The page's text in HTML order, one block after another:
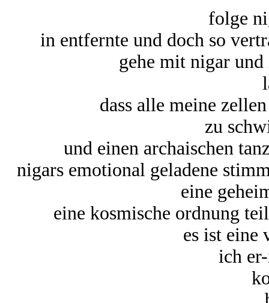
folge
in entfernte und doch so
gehe mit nigar
dass alle meine
zu
und einen archaischen
nigars emotional geladene
eine
eine kosmische ordnung
es ist eine
ich